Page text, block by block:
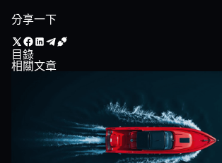
分享一下
目錄
相關文章